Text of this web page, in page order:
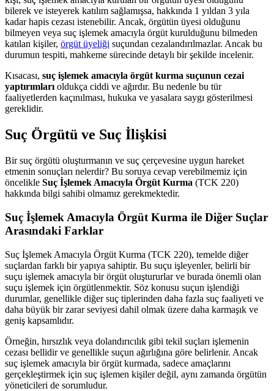
bilerek ve isteyerek katılım sağlamışsa, hakkında 1 yıldan 3 yıla
kadar hapis cezası istenebilir. Ancak, örgütün üyesi olduğunu
bilmeyen veya suç işlemek amacıyla örgüt kurulduğunu bilmeden
katılan kişiler, örgüt üyeliği suçundan cezalandırılmazlar. Ancak bu
durumun tespiti, mahkeme sürecinde detaylı bir şekilde incelenir.
Kısacası, suç işlemek amacıyla örgüt kurma suçunun cezai
yaptırımları oldukça ciddi ve ağırdır. Bu nedenle bu tür
faaliyetlerden kaçınılması, hukuka ve yasalara saygı gösterilmesi
gereklidir.
Suç Örgütü ve Suç İlişkisi
Bir suç örgütü oluşturmanın ve suç çerçevesine uygun hareket
etmenin sonuçları nelerdir? Bu soruya cevap verebilmemiz için
öncelikle Suç İşlemek Amacıyla Örgüt Kurma (TCK 220)
hakkında bilgi sahibi olmamız gerekmektedir.
Suç İşlemek Amacıyla Örgüt Kurma ile Diğer Suçlar
Arasındaki Farklar
Suç İşlemek Amacıyla Örgüt Kurma (TCK 220), temelde diğer
suçlardan farklı bir yapıya sahiptir. Bu suçu işleyenler, belirli bir
suçu işlemek amacıyla bir örgüt oluştururlar ve burada önemli olan
suçu işlemek için örgütlenmektir. Söz konusu suçun işlendiği
durumlar, genellikle diğer suç tiplerinden daha fazla suç faaliyeti ve
daha büyük bir zarar seviyesi dahil olmak üzere daha karmaşık ve
geniş kapsamlıdır.
Örneğin, hırsızlık veya dolandırıcılık gibi tekil suçları işlemenin
cezası bellidir ve genellikle suçun ağırlığına göre belirlenir. Ancak
suç işlemek amacıyla bir örgüt kurmada, sadece amaçlarını
gerçekleştirmek için suç işlemen kişiler değil, aynı zamanda örgütün
yöneticileri de sorumludur.